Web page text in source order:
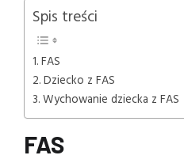
Spis treści
FAS
Dziecko z FAS
Wychowanie dziecka z FAS
FAS